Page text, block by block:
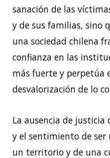
sanación de las
y de sus familias, sino
una sociedad chilena
confianza en las
más fuerte y perpetúa
desvalorización de lo
La ausencia de justicia
y el sentimiento de
un territorio y de una